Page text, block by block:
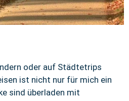
oder auf Städtetrips
ist nicht nur für mich ein
sind überladen mit